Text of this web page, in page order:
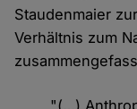
Staudenmaier
Verhältnis zum